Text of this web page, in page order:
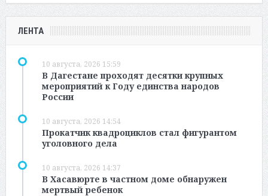
ЛЕНТА
10 августа, 2026 15:59
В Дагестане проходят десятки крупных
мероприятий к Году единства народов
России
10 августа, 2026 14:54
Прокатчик квадроциклов стал фигурантом
уголовного дела
10 августа, 2026 14:37
В Хасавюрте в частном доме обнаружен
мертвый ребенок